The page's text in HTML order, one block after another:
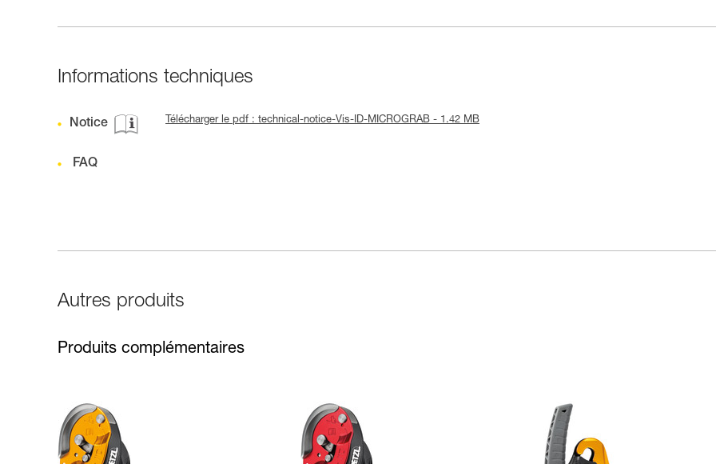
Informations techniques
Notice Télécharger le pdf : technical-notice-Vis-ID-MICROGRAB - 1.42 MB
FAQ
Autres produits
Produits complémentaires